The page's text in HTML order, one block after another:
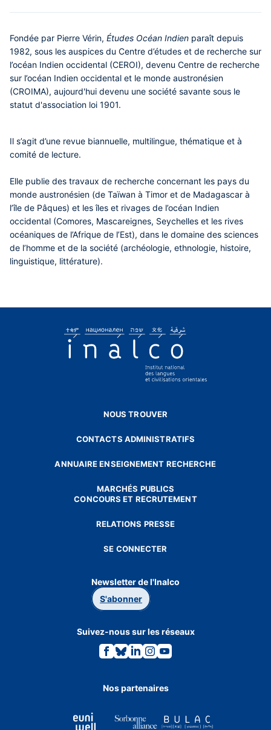
Contenu
central
Fondée par Pierre Vérin, Études Océan Indien paraît depuis
1982, sous les auspices du Centre d’études et de recherche sur
l’océan Indien occidental (CEROI), devenu Centre de recherche
sur l’océan Indien occidental et le monde austronésien
(CROIMA), aujourd'hui devenu une société savante sous le
statut d'association loi 1901.
Il s’agit d’une revue biannuelle, multilingue, thématique et à
comité de lecture.
Elle publie des travaux de recherche concernant les pays du
monde austronésien (de Taïwan à Timor et de Madagascar à
l’île de Pâques) et les îles et rivages de l’océan Indien
occidental (Comores, Mascareignes, Seychelles et les rives
océaniques de l’Afrique de l’Est), dans le domaine des sciences
de l’homme et de la société (archéologie, ethnologie, histoire,
linguistique, littérature).
NOUS TROUVER
CONTACTS ADMINISTRATIFS
ANNUAIRE ENSEIGNEMENT RECHERCHE
MARCHÉS PUBLICS
CONCOURS ET RECRUTEMENT
RELATIONS PRESSE
SE CONNECTER
Newsletter de l'Inalco
S'abonner
Suivez-nous sur les réseaux
Lien
vers
Facebook.
Lien
vers
Bluesky.
Lien
vers
Linkedin.
Lien
vers
Instagram.
Lien
vers
Youtube.
Nos partenaires